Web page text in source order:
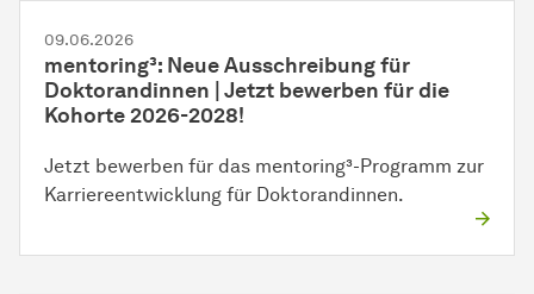
09.06.2026
mentoring³: Neue Ausschreibung für
Doktorandinnen | Jetzt bewerben für die
Kohorte 2026-2028!
Jetzt bewerben für das mentoring³-Programm zur
Karriereentwicklung für Doktorandinnen.